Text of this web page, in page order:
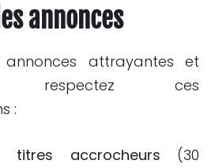
annonces
attrayantes et
respectez ces
:
titres accrocheurs (30